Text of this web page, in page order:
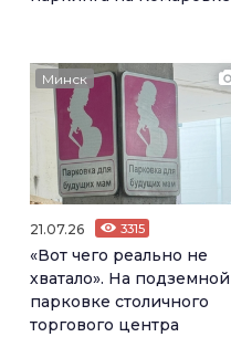
Минск
21.07.26 3315
«Вот чего реально не
хватало». На подземной
парковке столичного
торгового центра